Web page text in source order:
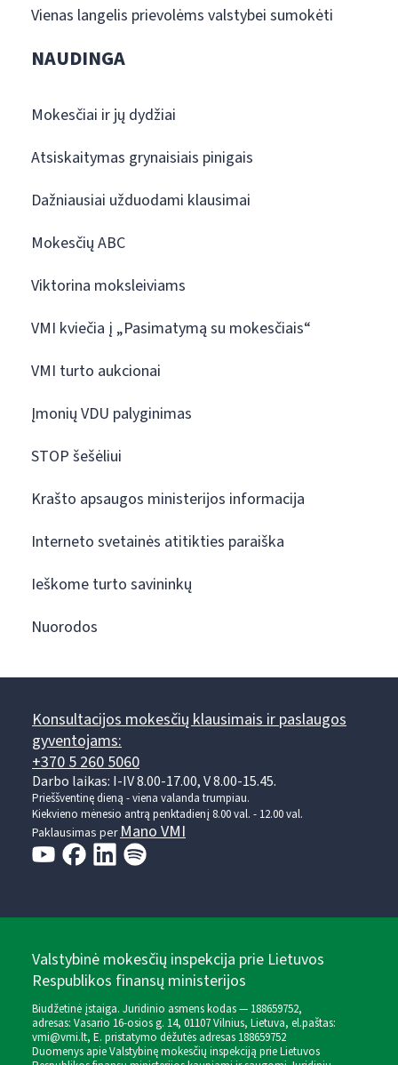
Vienas langelis prievolėms valstybei sumokėti
NAUDINGA
Mokesčiai ir jų dydžiai
Atsiskaitymas grynaisiais pinigais
Dažniausiai užduodami klausimai
Mokesčių ABC
Viktorina moksleiviams
VMI kviečia į „Pasimatymą su mokesčiais“
VMI turto aukcionai
Įmonių VDU palyginimas
STOP šešėliui
Krašto apsaugos ministerijos informacija
Interneto svetainės atitikties paraiška
Ieškome turto savininkų
Nuorodos
Konsultacijos mokesčių klausimais ir paslaugos
gyventojams:
+370 5 260 5060
Darbo laikas: I-IV 8.00-17.00, V 8.00-15.45.
Prieššventinę dieną - viena valanda trumpiau.
Kiekvieno mėnesio antrą penktadienį 8.00 val. - 12.00 val.
Paklausimas perMano VMI
Valstybinė mokesčių inspekcija prie Lietuvos
Respublikos finansų ministerijos
Biudžetinė įstaiga. Juridinio asmens kodas — 188659752,
adresas: Vasario 16-osios g. 14, 01107 Vilnius, Lietuva, el.paštas:
vmi@vmi.lt, E. pristatymo dėžutės adresas 188659752
Duomenys apie Valstybinę mokesčių inspekciją prie Lietuvos